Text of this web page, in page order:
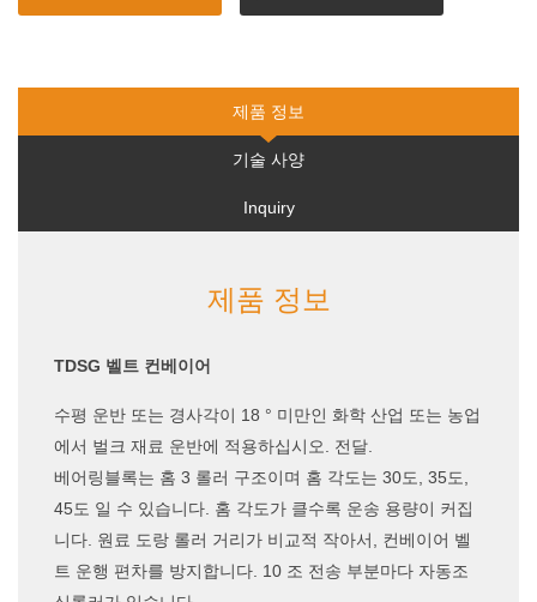
제품 정보
기술 사양
Inquiry
제품 정보
TDSG 벨트 컨베이어
수평 운반 또는 경사각이 18 ° 미만인 화학 산업 또는 농업
에서 벌크 재료 운반에 적용하십시오. 전달.
베어링블록는 홈 3 롤러 구조이며 홈 각도는 30도, 35도,
45도 일 수 있습니다. 홈 각도가 클수록 운송 용량이 커집
니다. 원료 도랑 롤러 거리가 비교적 작아서, 컨베이어 벨
트 운행 편차를 방지합니다. 10 조 전송 부분마다 자동조